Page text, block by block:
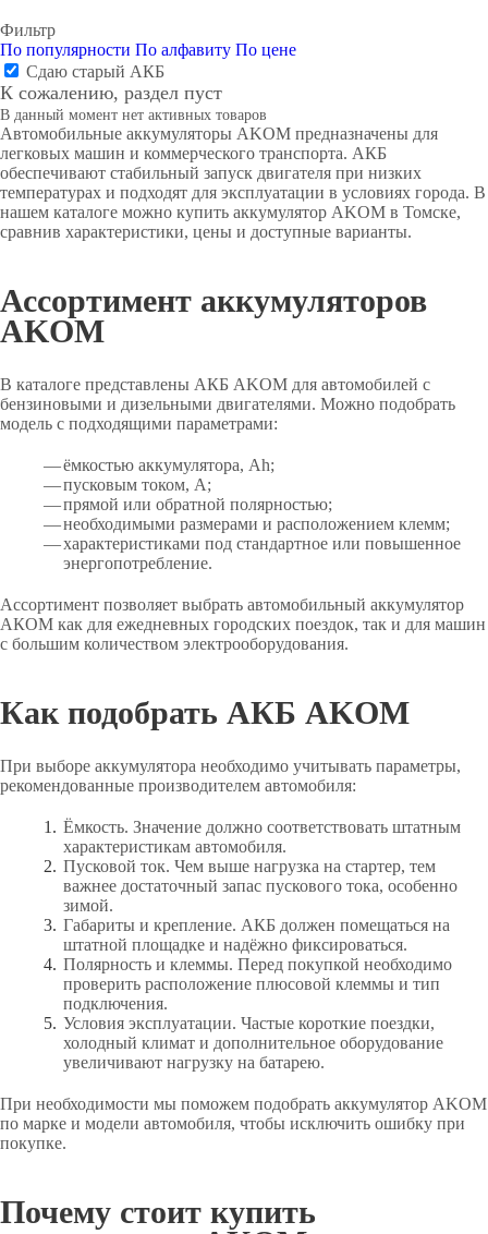
Фильтр
По популярности По алфавиту По цене
Сдаю старый АКБ
К сожалению, раздел пуст
В данный момент нет активных товаров
Автомобильные аккумуляторы AKOM предназначены для
легковых машин и коммерческого транспорта. АКБ
обеспечивают стабильный запуск двигателя при низких
температурах и подходят для эксплуатации в условиях города. В
нашем каталоге можно купить аккумулятор AKOM в Томске,
сравнив характеристики, цены и доступные варианты.
Ассортимент аккумуляторов
AKOM
В каталоге представлены АКБ AKOM для автомобилей с
бензиновыми и дизельными двигателями. Можно подобрать
модель с подходящими параметрами:
ёмкостью аккумулятора, Ah;
пусковым током, A;
прямой или обратной полярностью;
необходимыми размерами и расположением клемм;
характеристиками под стандартное или повышенное
энергопотребление.
Ассортимент позволяет выбрать автомобильный аккумулятор
АКОМ как для ежедневных городских поездок, так и для машин
с большим количеством электрооборудования.
Как подобрать АКБ AKOM
При выборе аккумулятора необходимо учитывать параметры,
рекомендованные производителем автомобиля:
Ёмкость. Значение должно соответствовать штатным
характеристикам автомобиля.
Пусковой ток. Чем выше нагрузка на стартер, тем
важнее достаточный запас пускового тока, особенно
зимой.
Габариты и крепление. АКБ должен помещаться на
штатной площадке и надёжно фиксироваться.
Полярность и клеммы. Перед покупкой необходимо
проверить расположение плюсовой клеммы и тип
подключения.
Условия эксплуатации. Частые короткие поездки,
холодный климат и дополнительное оборудование
увеличивают нагрузку на батарею.
При необходимости мы поможем подобрать аккумулятор AKOM
по марке и модели автомобиля, чтобы исключить ошибку при
покупке.
Почему стоит купить